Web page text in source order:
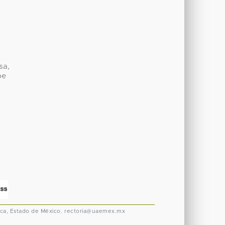
Estado de México. rectoria@uaemex.mx